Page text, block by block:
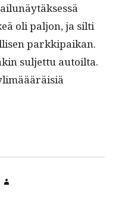
oli paljon, ja silti
parkkipaikan.
sul­jet­tu autoil­ta.